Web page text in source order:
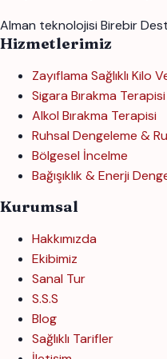
Alman teknolojisi Birebir
Hizmetlerimiz
Zayıflama Sağlıklı Kilo
Sigara Bırakma Terapisi
Alkol Bırakma Terapisi
Ruhsal Dengeleme &
Bölgesel İncelme
Bağışıklık & Enerji
Kurumsal
Hakkımızda
Ekibimiz
Sanal Tur
S.S.S
Blog
Sağlıklı Tarifler